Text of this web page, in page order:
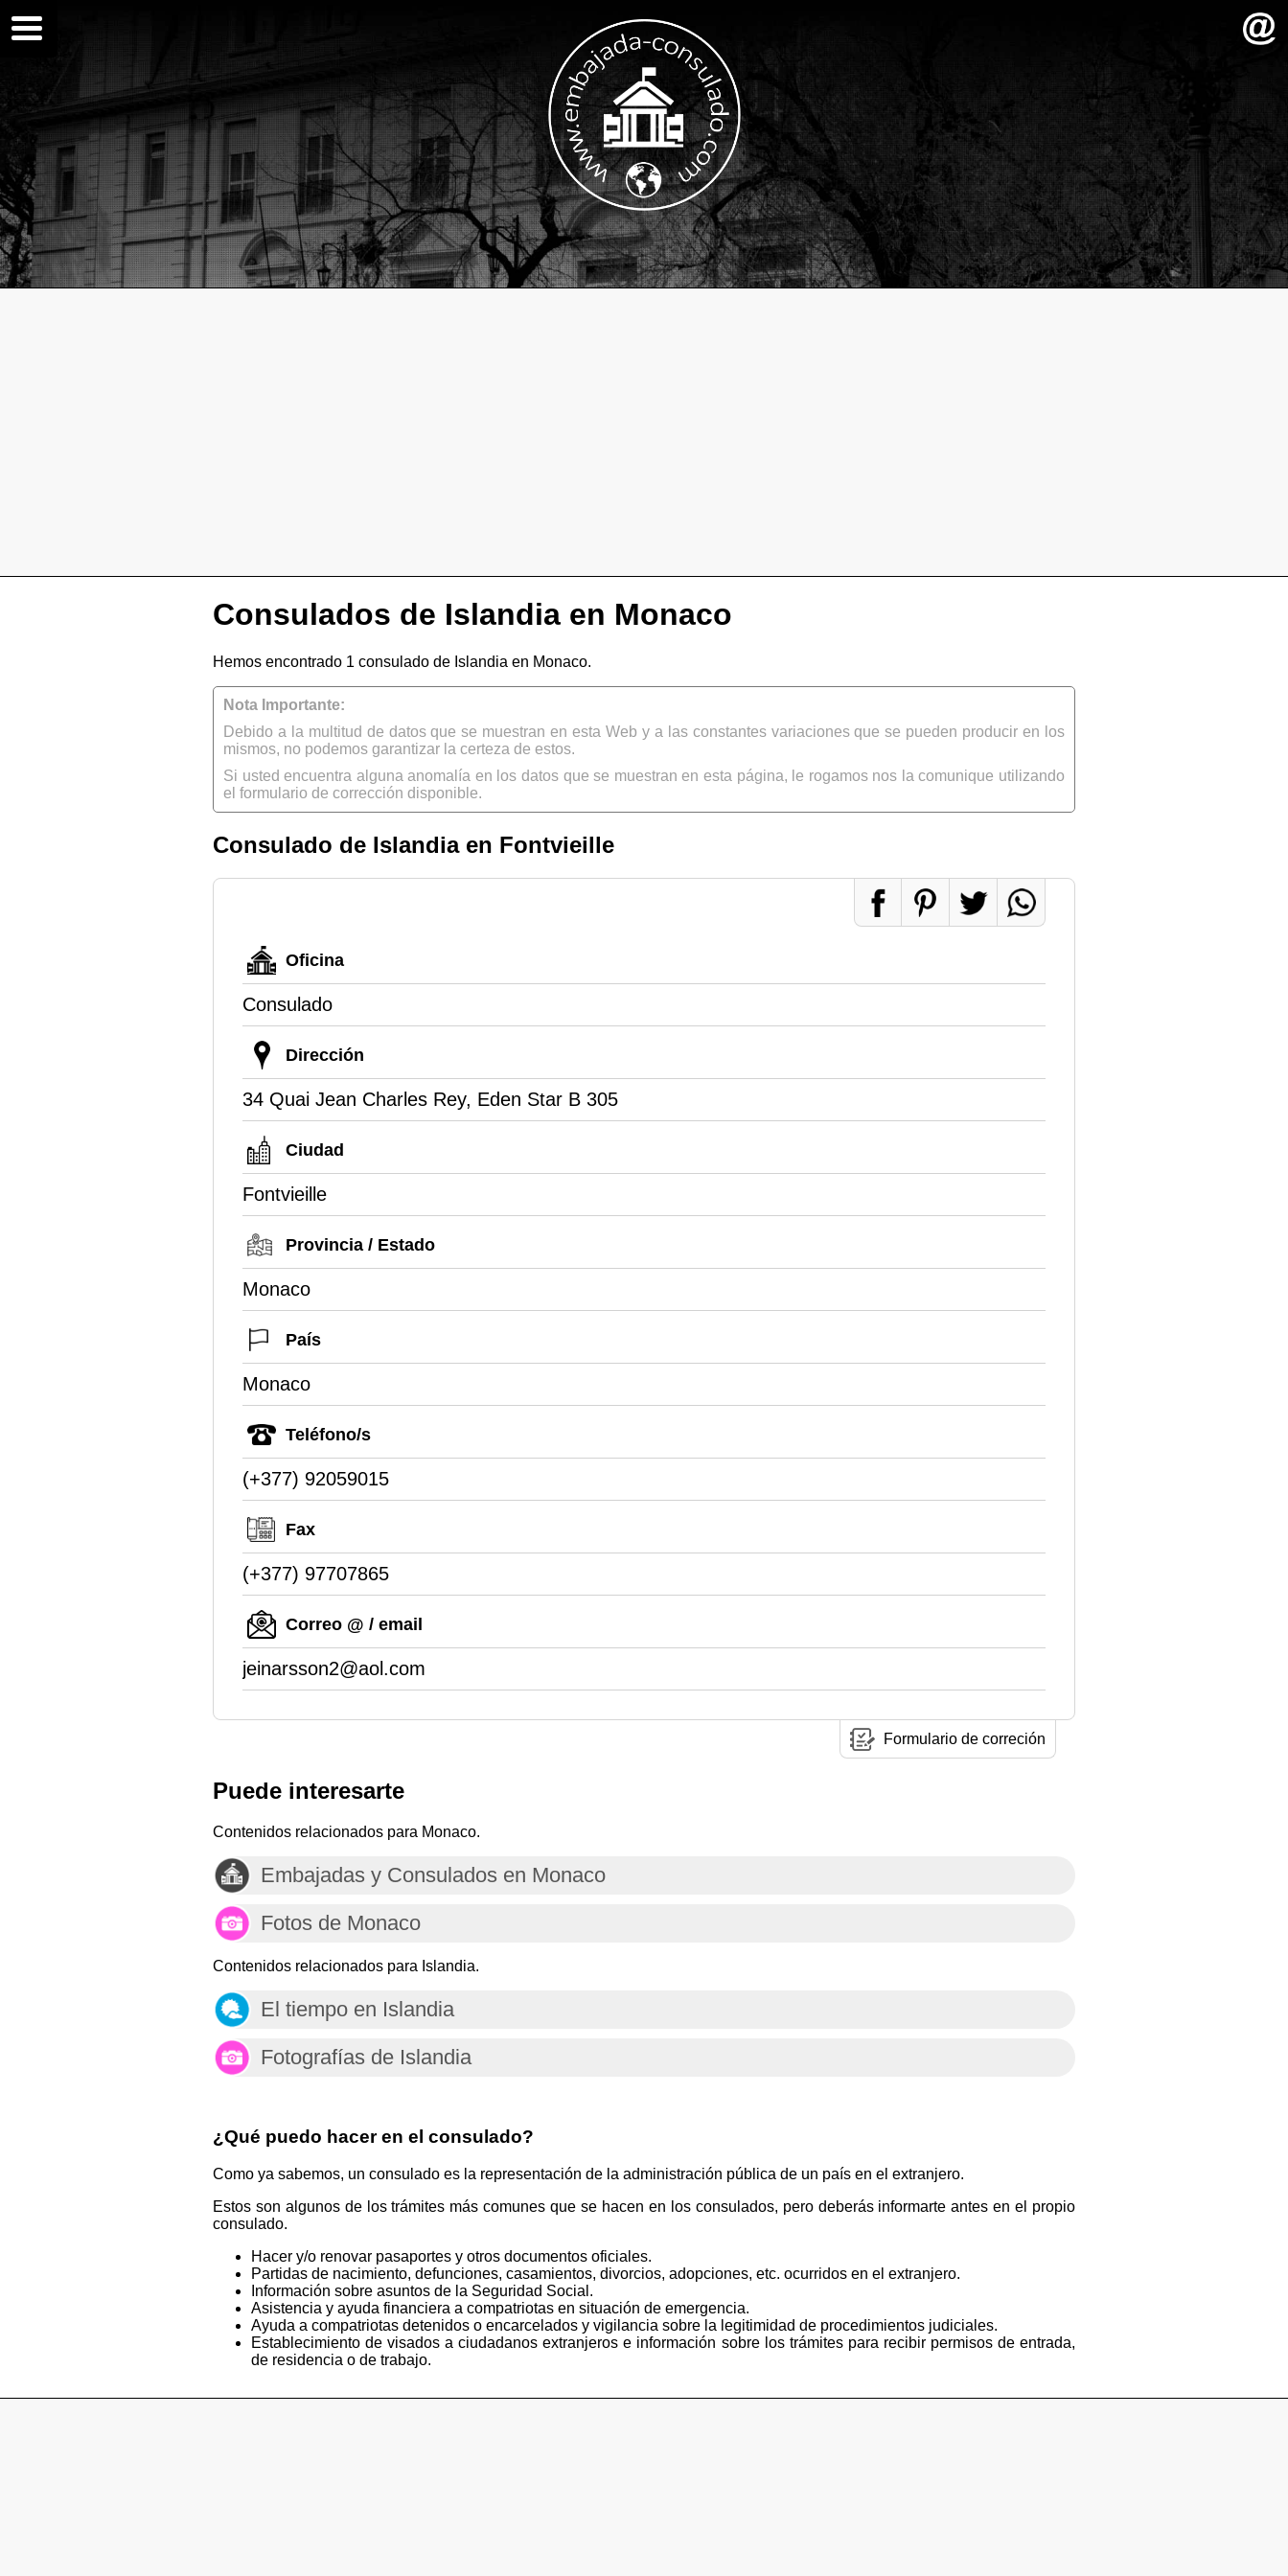
Consulados de Islandia en Monaco
Hemos encontrado 1 consulado de Islandia en Monaco.
Nota Importante:
Debido a la multitud de datos que se muestran en esta Web y a las constantes variaciones que se pueden producir en los
mismos, no podemos garantizar la certeza de estos.
Si usted encuentra alguna anomalía en los datos que se muestran en esta página, le rogamos nos la comunique utilizando
el formulario de corrección disponible.
Consulado de Islandia en Fontvieille
Oficina
Consulado
Dirección
34 Quai Jean Charles Rey, Eden Star B 305
Ciudad
Fontvieille
Provincia / Estado
Monaco
País
Monaco
Teléfono/s
(+377) 92059015
Fax
(+377) 97707865
Correo @ / email
jeinarsson2@aol.com
Formulario de correción
Puede interesarte
Contenidos relacionados para Monaco.
Embajadas y Consulados en Monaco
Fotos de Monaco
Contenidos relacionados para Islandia.
El tiempo en Islandia
Fotografías de Islandia
¿Qué puedo hacer en el consulado?
Como ya sabemos, un consulado es la representación de la administración pública de un país en el extranjero.
Estos son algunos de los trámites más comunes que se hacen en los consulados, pero deberás informarte antes en el propio
consulado.
Hacer y/o renovar pasaportes y otros documentos oficiales.
Partidas de nacimiento, defunciones, casamientos, divorcios, adopciones, etc. ocurridos en el extranjero.
Información sobre asuntos de la Seguridad Social.
Asistencia y ayuda financiera a compatriotas en situación de emergencia.
Ayuda a compatriotas detenidos o encarcelados y vigilancia sobre la legitimidad de procedimientos judiciales.
Establecimiento de visados a ciudadanos extranjeros e información sobre los trámites para recibir permisos de entrada,
de residencia o de trabajo.